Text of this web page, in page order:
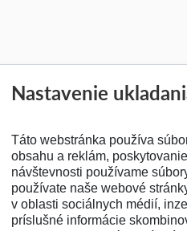
Nastavenie
Táto webstránka používa
obsahu a reklám,
návštevnosti používame
používate naše webové
v oblasti sociálnych médií,
príslušné informácie